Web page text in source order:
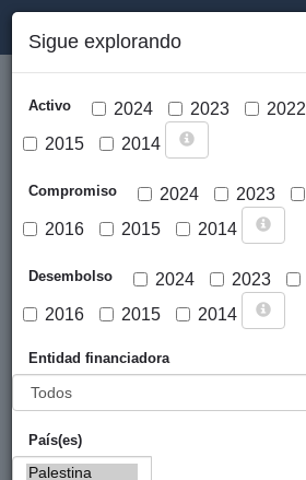
Cargar mapa
Sigue explorando
Activo 2024 2023 2022
2015
2014
Compromiso 2024 2023
2016
2015 2014
Desembolso 2024 2023
2016
2015 2014
Entidad financiadora
País(es)